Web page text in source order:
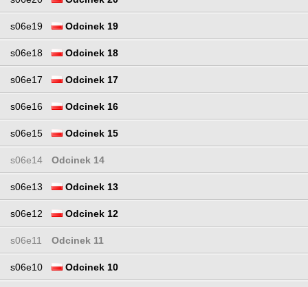
s06e19 Odcinek 19
s06e18 Odcinek 18
s06e17 Odcinek 17
s06e16 Odcinek 16
s06e15 Odcinek 15
s06e14 Odcinek 14
s06e13 Odcinek 13
s06e12 Odcinek 12
s06e11 Odcinek 11
s06e10 Odcinek 10